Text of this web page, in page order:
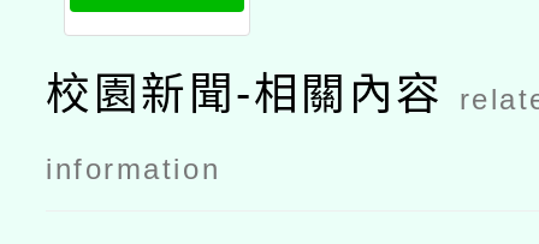
校園新聞-相關內容
information